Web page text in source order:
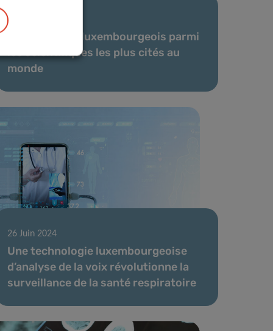
27 Nov 2024
Un chercheur luxembourgeois parmi
les scientifiques les plus cités au
monde
26 Juin 2024
Une technologie luxembourgeoise
d’analyse de la voix révolutionne la
surveillance de la santé respiratoire